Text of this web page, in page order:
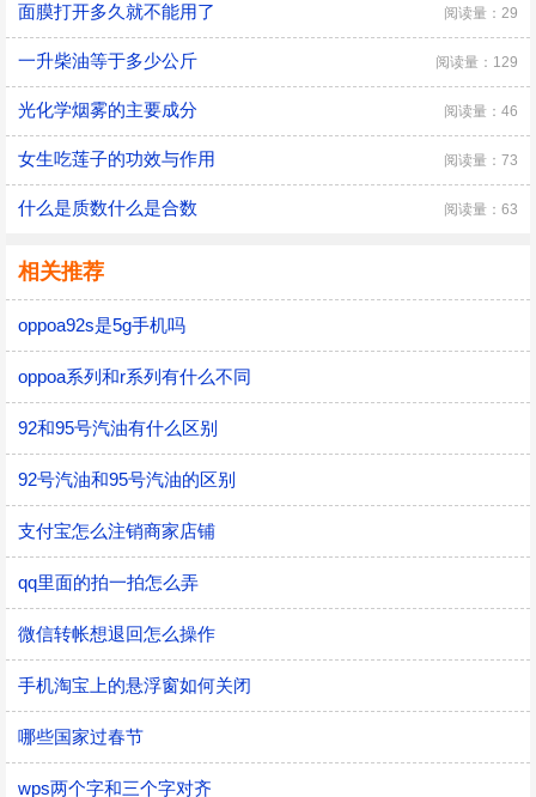
面膜打开多久就不能用了 阅读量：29
一升柴油等于多少公斤 阅读量：129
光化学烟雾的主要成分 阅读量：46
女生吃莲子的功效与作用 阅读量：73
什么是质数什么是合数 阅读量：63
相关推荐
oppoa92s是5g手机吗
oppoa系列和r系列有什么不同
92和95号汽油有什么区别
92号汽油和95号汽油的区别
支付宝怎么注销商家店铺
qq里面的拍一拍怎么弄
微信转帐想退回怎么操作
手机淘宝上的悬浮窗如何关闭
哪些国家过春节
wps两个字和三个字对齐